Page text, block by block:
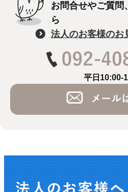
お問合せやご質問
ら
法人のお客様のお
平日10:00-